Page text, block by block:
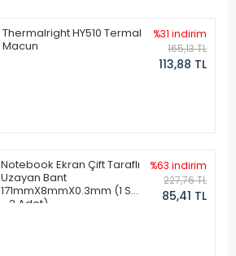
Thermalright HY510 Termal
Macun
%31 indirim
165,13 TL
113,88 TL
Notebook Ekran Çift Taraflı
Uzayan Bant
171mmX8mmX0.3mm (1 Set
- 2 Adet)
%63 indirim
227,76 TL
85,41 TL